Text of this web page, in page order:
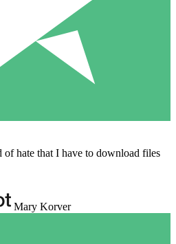
of hate that I have to download files
Mary Korver